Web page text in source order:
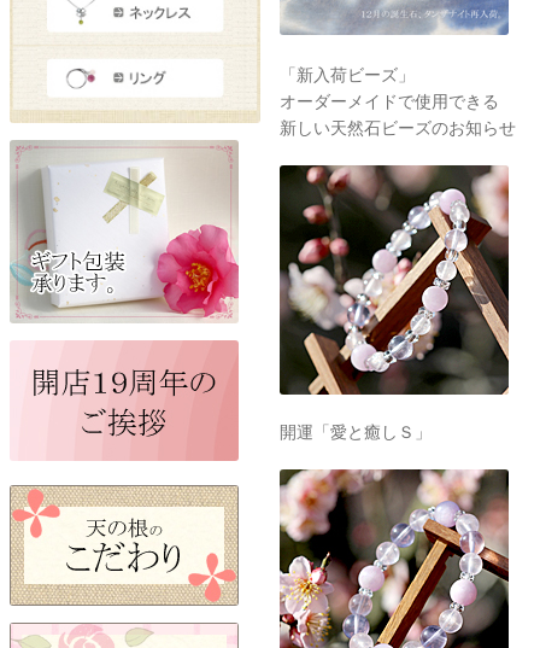
「新入荷ビーズ」
オーダーメイドで使用できる
新しい天然石ビーズのお知らせ
開運「愛と癒しＳ」